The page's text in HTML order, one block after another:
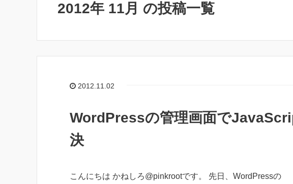
2012年 11月 の投稿一覧
2012.11.02
WordPressの管理画面で
決
こんにちは かねしろ@pinkrootです。 先日、WordPressの